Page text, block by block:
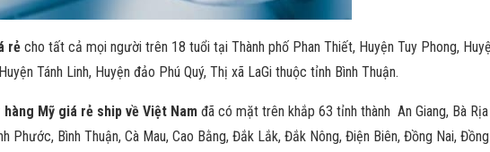
rẻ cho tất cả mọi người trên 18 tuổi tại Thành phố Phan Thiết, Huyện Tuy Phong,
Tánh Linh, Huyện đảo Phú Quý, Thị xã LaGi thuộc tỉnh Bình Thuận.
Mỹ giá rẻ ship về Việt Nam đã có mặt trên khắp 63 tỉnh thành An Giang, Bà
Phước, Bình Thuận, Cà Mau, Cao Bằng, Đắk Lắk, Đắk Nông, Điện Biên, Đồng Nai, Đồng